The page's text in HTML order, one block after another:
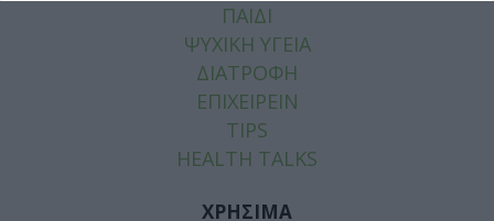
ΠΑΙΔΙ
ΨΥΧΙΚΗ ΥΓΕΙΑ
ΔΙΑΤΡΟΦΗ
ΕΠΙΧΕΙΡΕΙΝ
TIPS
HEALTH TALKS
ΧΡΗΣΙΜΑ